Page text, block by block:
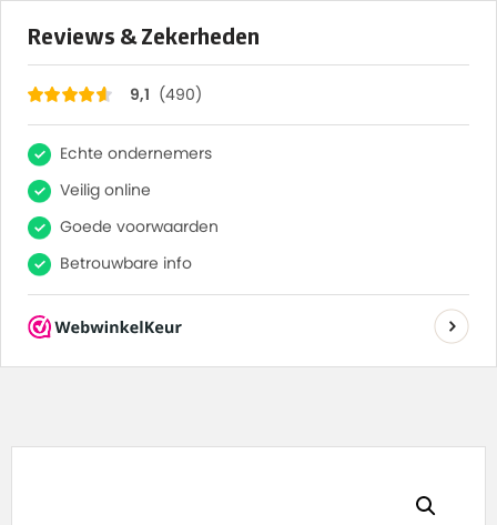
9,1
0528-769056 info@bakfietscentrale.nl
Gratis levering vanaf €100,- (NL)